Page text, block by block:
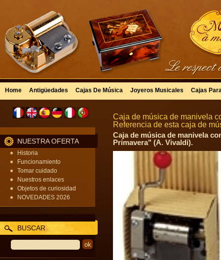
Home Antigüedades Cajas De Música Joyeros Musicales Cajas
NUESTRA OFERTA
Historia
Funcionamiento
Tomar cuidado
Nuestros enlaces
Objetos de curiosidad
NOVEDADES 2026
BUSCAR
Caja de música de manivela
Referencia de esta caja de
Caja de música de manivela
Primavera" (A. Vivaldi).